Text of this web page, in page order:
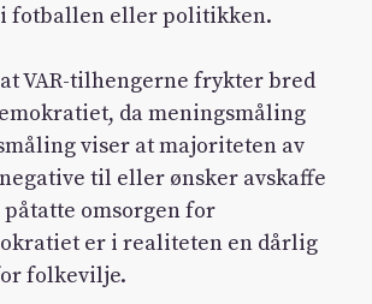
fotballen eller politikken.
VAR-tilhengerne frykter bred
da meningsmåling
viser at majoriteten av
til eller ønsker avskaffe
påtatte omsorgen for
er i realiteten en dårlig
folkevilje.